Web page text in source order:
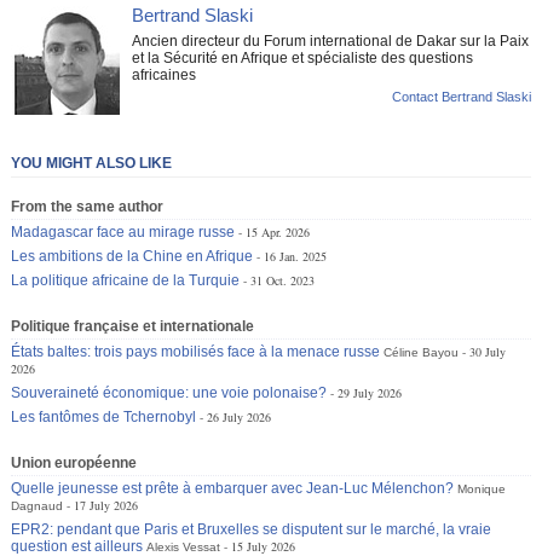
Bertrand Slaski
Ancien directeur du Forum international de Dakar sur la Paix
et la Sécurité en Afrique et spécialiste des questions
africaines
Contact Bertrand Slaski
YOU MIGHT ALSO LIKE
From the same author
Madagascar face au mirage russe
15 Apr. 2026
Les ambitions de la Chine en Afrique
16 Jan. 2025
La politique africaine de la Turquie
31 Oct. 2023
Politique française et internationale
États baltes: trois pays mobilisés face à la menace russe Céline Bayou
30 July
2026
Souveraineté économique: une voie polonaise?
29 July 2026
Les fantômes de Tchernobyl
26 July 2026
Union européenne
Quelle jeunesse est prête à embarquer avec Jean-Luc Mélenchon? Monique
Dagnaud
17 July 2026
EPR2: pendant que Paris et Bruxelles se disputent sur le marché, la vraie
question est ailleurs Alexis Vessat
15 July 2026